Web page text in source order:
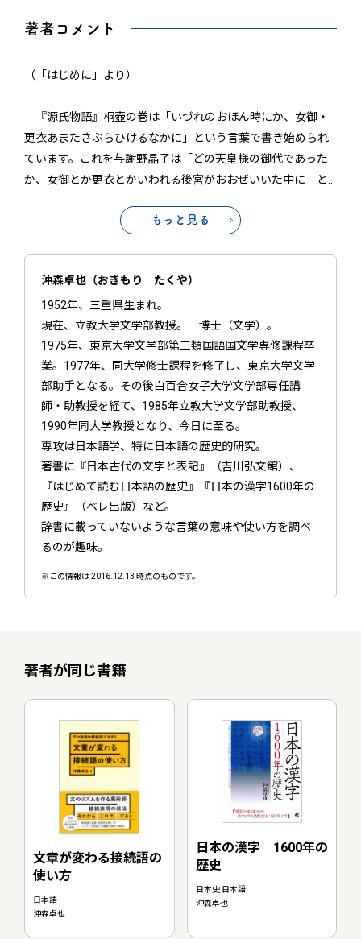
著者コメント
（「はじめに」より）
『源氏物語』桐壺の巻は「いづれのおほん時にか、女御・
更衣あまたさぶらひけるなかに」という言葉で書き始められ
ています。これを与謝野晶子は「どの天皇様の御代であった
か、女御とか更衣とかいわれる後宮がおおぜいいた中に」と
もっと見る
沖森卓也（おきもり たくや）
1952年、三重県生まれ。
現在、立教大学文学部教授。 博士（文学）。
1975年、東京大学文学部第三類国語国文学専修課程卒
業。1977年、同大学修士課程を修了し、東京大学文学
部助手となる。その後白百合女子大学文学部専任講
師・助教授を経て、1985年立教大学文学部助教授、
1990年同大学教授となり、今日に至る。
専攻は日本語学、特に日本語の歴史的研究。
著書に『日本古代の文字と表記』（吉川弘文館）、
『はじめて読む日本語の歴史』『日本の漢字1600年の
歴史』（ベレ出版）など。
辞書に載っていないような言葉の意味や使い方を調べ
るのが趣味。
※この情報は 2016.12.13 時点のものです。
著者が同じ書籍
文章が変わる接続語の
使い方
日本語
沖森卓也
日本の漢字 1600年の
歴史
日本史 日本語
沖森卓也